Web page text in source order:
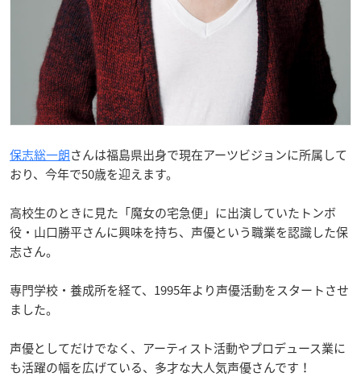
保志総一朗さんは福島県出身で現在アーツビジョンに所属して
おり、今年で50歳を迎えます。
高校生のときに見た「魔女の宅急便」に出演していたトンボ
役・山口勝平さんに興味を持ち、声優という職業を認識した保
志さん。
専門学校・養成所を経て、1995年より声優活動をスタートさせ
ました。
声優としてだけでなく、アーティスト活動やプロデュース業に
も活躍の幅を広げている、多才な大人気声優さんです！